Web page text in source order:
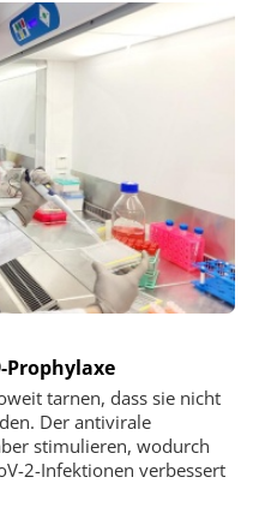
Prophylaxe
tarnen, dass sie nicht
Der antivirale
stimulieren, wodurch
2-Infektionen verbessert